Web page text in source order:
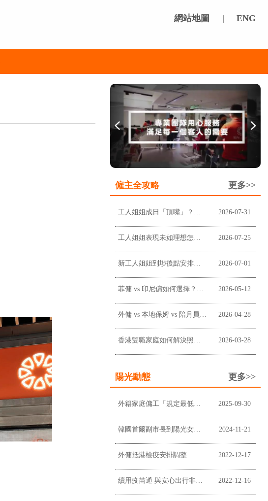
網站地圖 | ENG
僱主全攻略 更多>>
工人姐姐成日「頂嘴」？先分清楚聽唔明，定係挑戰家規 2026-07-31
工人姐姐表現未如理想怎麼辦？僱主溝通、改善及終止合約前懶人包 2026-07-25
新工人姐姐到埗後點安排？新手僱主工作分配懶人包 2026-07-01
菲傭 vs 印尼傭如何選擇？香港僱主常見考慮因素 2026-05-12
外傭 vs 本地保姆 vs 陪月員：香港家庭應如何選擇？ 2026-04-28
香港雙職家庭如何解決照顧問題？請外傭是否最適合？ 2026-03-28
陽光動態 更多>>
外籍家庭傭工「規定最低工資」上調至$5,100及膳食津貼維持不變 2025-09-30
韓國首爾副市長到陽光女傭中心進行企業拜訪 2024-11-21
外傭抵港檢疫安排調整 2022-12-17
續用疫苗通 與安心出行非掛鉤 2022-12-16